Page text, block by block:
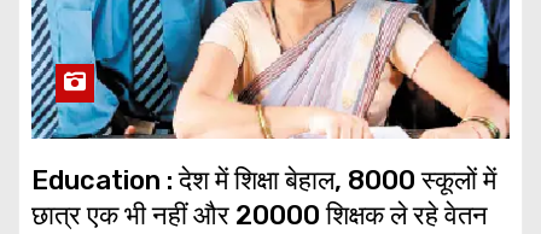
Education : देश में शिक्षा बेहाल, 8000 स्कूलों में
छात्र एक भी नहीं और 20000 शिक्षक ले रहे वेतन